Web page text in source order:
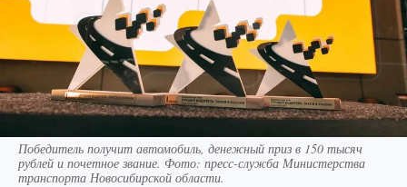
Победитель получит автомобиль, денежный приз в 150 тысяч
рублей и почетное звание. Фото: пресс-служба Министерства
транспорта Новосибирской области.